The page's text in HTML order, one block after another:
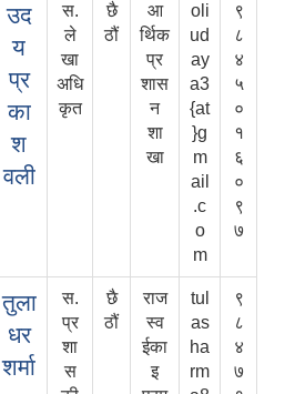
उद
य
प्र
का
श
वली
स.
ले
खा
अधि
कृत
छै
ठौं
आ
र्थिक
प्र
शास
न
शा
खा
oli
ud
ay
a3
{at
}g
m
ail
.c
o
m
९
८
४
५
०
१
६
०
९
७
तुला
धर
शर्मा
स.
प्र
शा
स
छै
ठौं
राज
स्व
ईका
इ
tul
as
ha
rm
९
८
४
७